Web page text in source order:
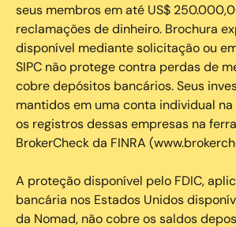
seus membros em até US$
reclamações de dinheiro. Brochura
disponível mediante solicitação ou
SIPC não protege contra perdas de
cobre depósitos bancários. Seus
mantidos em uma conta individual
os registros dessas empresas na
BrokerCheck da FINRA
A proteção disponível pelo FDIC,
bancária nos Estados Unidos
da Nomad, não cobre os saldos